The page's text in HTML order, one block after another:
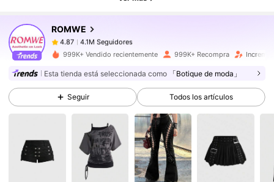
ROMWE
4.87
4.1M Seguidores
h***epagóHace 7 horas
4.87 4.1M Seguidores
4.87 4.1M Seguidores
4.1M Seguidores
999K+ Vendido recientemente 999K+ Recompra
Esta tienda está seleccionada como 「Botique de moda」
Seguir Todos los artículos